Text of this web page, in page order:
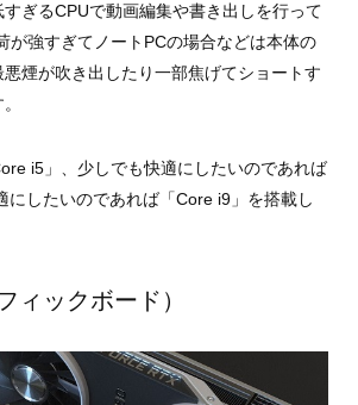
ぎるCPUで動画編集や書き出しを行って
が強すぎてノートPCの場合などは本体の
煙が吹き出したり一部焦げてショートす
i5」、少しでも快適にしたいのであれば
にしたいのであれば「Core i9」を搭載し
ィックボード）